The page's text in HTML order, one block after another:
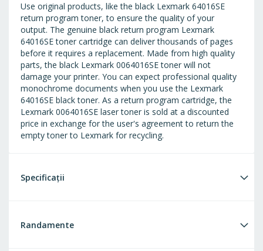
Use original products, like the black Lexmark 64016SE
return program toner, to ensure the quality of your
output. The genuine black return program Lexmark
64016SE toner cartridge can deliver thousands of pages
before it requires a replacement. Made from high quality
parts, the black Lexmark 0064016SE toner will not
damage your printer. You can expect professional quality
monochrome documents when you use the Lexmark
64016SE black toner. As a return program cartridge, the
Lexmark 0064016SE laser toner is sold at a discounted
price in exchange for the user's agreement to return the
empty toner to Lexmark for recycling.
Specificații
Randamente